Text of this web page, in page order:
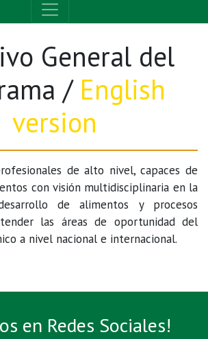
General del
/ English
version
de alto nivel, capaces de
con visión multidisciplinaria en la
de alimentos y procesos
las áreas de oportunidad del
a nivel nacional e internacional.
en Redes Sociales!